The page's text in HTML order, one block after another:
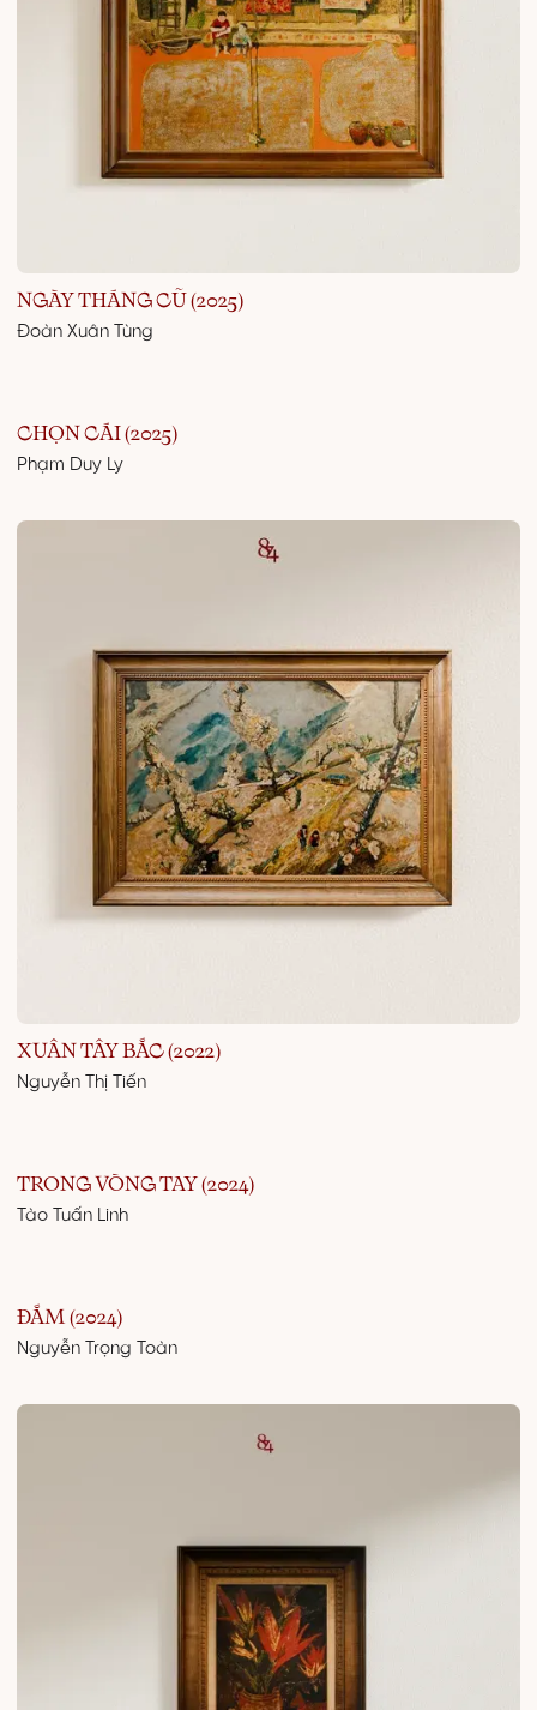
NGÀY THÁNG CŨ (2025)
Đoàn Xuân Tùng
CHỌN CÁI (2025)
Phạm Duy Ly
XUÂN TÂY BẮC (2022)
Nguyễn Thị Tiến
TRONG VÒNG TAY (2024)
Tào Tuấn Linh
ĐẮM (2024)
Nguyễn Trọng Toàn